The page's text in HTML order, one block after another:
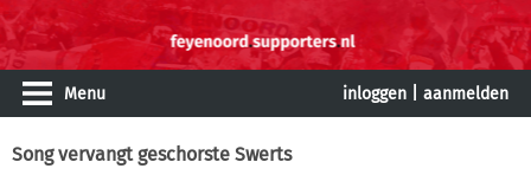
Menu inloggen aanmelden
Song vervangt geschorste Swerts